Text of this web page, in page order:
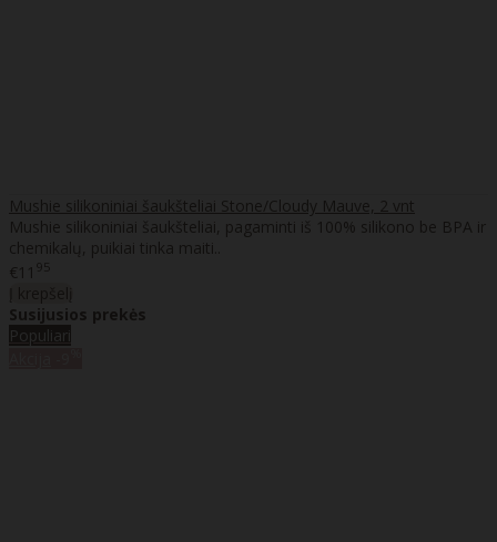
Mushie silikoniniai šaukšteliai Stone/Cloudy Mauve, 2 vnt
Mushie silikoniniai šaukšteliai, pagaminti iš 100% silikono be BPA ir
chemikalų, puikiai tinka maiti..
€11 95
Susijusios prekės
Populiari